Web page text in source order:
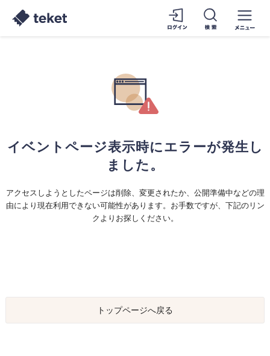
イベントページ表示時にエラーが発生し
ました。
アクセスしようとしたページは削除、変更されたか、公開準備中などの理
由により現在利用できない可能性があります。お手数ですが、下記のリン
クよりお探しください。
トップページへ戻る